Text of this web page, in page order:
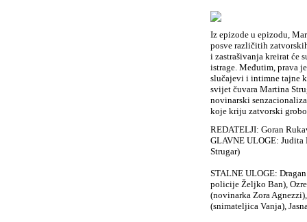
Iz epizode u epizodu,
posve različitih
i zastrašivanja kreirat će
istrage. Međutim, prava
slučajevi i intimne tajne
svijet čuvara Martina
novinarski
koje kriju zatvorski
REDATELJI: Goran
GLAVNE ULOGE:
Strugar)
STALNE ULOGE:
policije Željko Ban),
(novinarka Zora
(snimateljica Vanja),